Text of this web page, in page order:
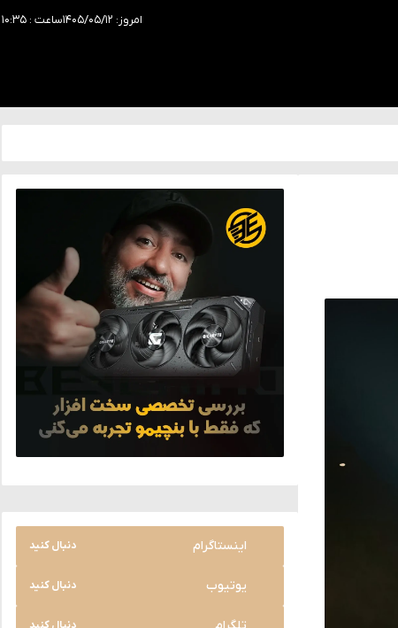
امروز: ۱۴۰۵/۰۵/۱۲ ساعت : ۱۰:۳۵
اینستاگرام دنبال کنید
یوتیوب دنبال کنید